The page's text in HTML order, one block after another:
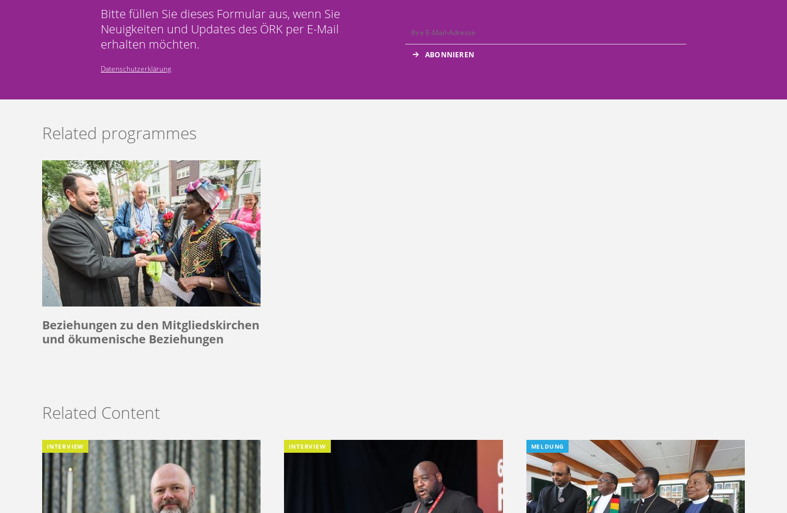
Bitte füllen Sie dieses Formular aus, wenn Sie
Neuigkeiten und Updates des ÖRK per E-Mail
erhalten möchten.
Datenschutzerklärung
Related programmes
Beziehungen zu den Mitgliedskirchen
und ökumenische Beziehungen
Related Content
INTERVIEW INTERVIEW MELDUNG